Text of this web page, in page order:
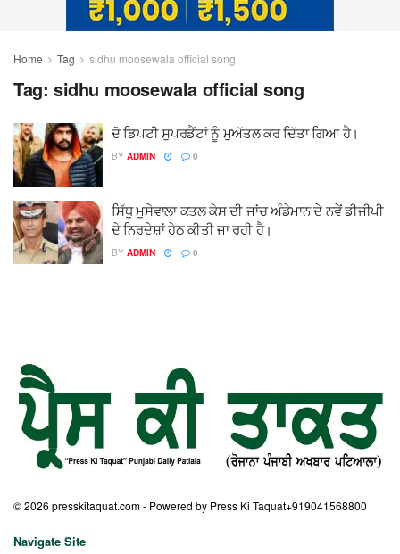
Home Tag sidhu moosewala official song
Tag: sidhu moosewala official song
ਦੋ ਡਿਪਟੀ ਸੁਪਰਡੈਂਟਾਂ ਨੂੰ ਮੁਅੱਤਲ ਕਰ ਦਿੱਤਾ ਗਿਆ ਹੈ।
BY ADMIN 0
ਸਿੱਧੂ ਮੂਸੇਵਾਲਾ ਕਤਲ ਕੇਸ ਦੀ ਜਾਂਚ ਅੰਡੇਮਾਨ ਦੇ ਨਵੇਂ ਡੀਜੀਪੀ
ਦੇ ਨਿਰਦੇਸ਼ਾਂ ਹੇਠ ਕੀਤੀ ਜਾ ਰਹੀ ਹੈ।
BY ADMIN 0
© 2026 presskitaquat.com- Powered by Press Ki Taquat+919041568800
Navigate Site